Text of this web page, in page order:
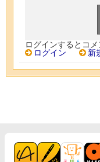
ログインするとコメ
ログイン
新